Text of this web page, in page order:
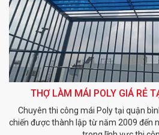
THỢ LÀM MÁI POLY GIÁ RẺ
Chuyên thi công mái Poly tại quận
chiến được thành lập từ năm 2009 đến